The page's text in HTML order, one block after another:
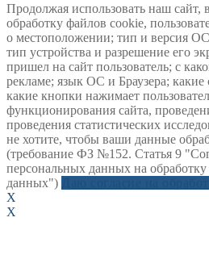
Продолжая использовать наш сайт,
обработку файлов cookie,
о местоположении; тип и версия
тип устройства и разрешение его
пришел на сайт пользователь; с
рекламе; язык ОС и Браузера;
какие кнопки нажимает
функционирования сайта,
проведения статистических
не хотите, чтобы ваши данные
(требование ФЗ №152. Статья 9
персональных данных на
данных")
X
X